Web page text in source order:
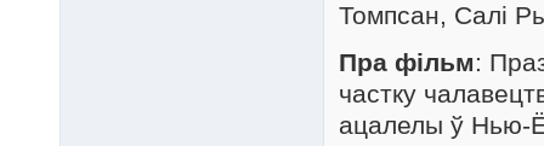
Томпсан, Салі
Пра фільм:
частку
ацалелы ў Нью-